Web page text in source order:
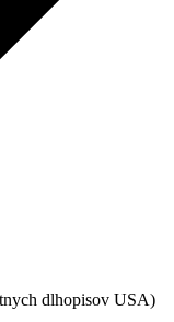
dlhopisov USA)